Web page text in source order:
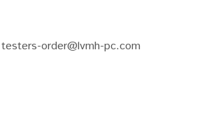
testers-order@lvmh-pc.com